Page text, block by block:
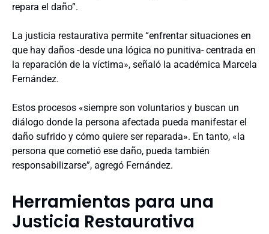
repara el daño”.
La justicia restaurativa permite “enfrentar situaciones en
que hay daños -desde una lógica no punitiva- centrada en
la reparación de la víctima», señaló la académica Marcela
Fernández.
Estos procesos «siempre son voluntarios y buscan un
diálogo donde la persona afectada pueda manifestar el
daño sufrido y cómo quiere ser reparada». En tanto, «la
persona que cometió ese daño, pueda también
responsabilizarse”, agregó Fernández.
Herramientas para una
Justicia Restaurativa